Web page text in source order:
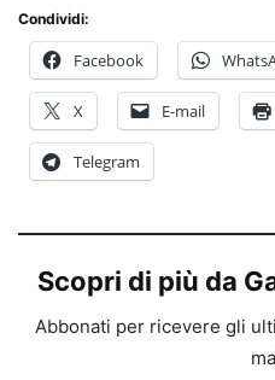
Condividi:
Facebook
X E-mail
Telegram
Scopri di più da
Abbonati per ricevere gli